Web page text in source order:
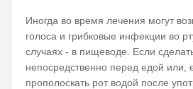
Иногда во время лечения могут
голоса и грибковые инфекции во
случаях - в пищеводе. Если
непосредственно перед едой или,
прополоскать рот водой после